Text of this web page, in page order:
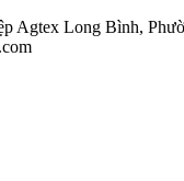
Agtex Long Bình,